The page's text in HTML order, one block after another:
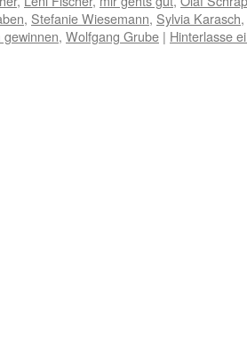
, Stefanie Wiesemann, Sylvia Karasch,
, Wolfgang Grube | Hinterlasse